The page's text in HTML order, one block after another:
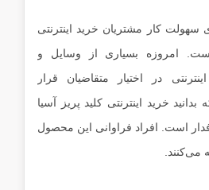
کار مشتریان خرید اینترنتی
امروزه بسیاری از وسایل و
در اختیار متقاضیان قرار
خرید اینترنتی کلید پریز آسیا
است. افراد فراوانی این محصول
می‌کنند.